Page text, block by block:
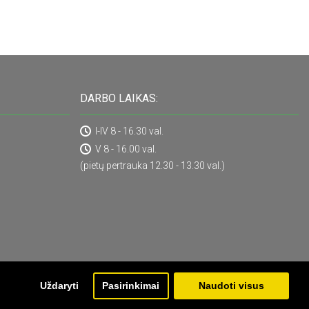
Uždaryti Pasirinkimai Naudoti visus
DARBO LAIKAS:
I-IV 8 - 16.30 val.
V 8 - 16.00 val.
(pietų pertrauka 12.30 - 13.30 val.)